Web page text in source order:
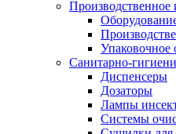
Производственное
Упаковочное
Санитарно-
Диспенсеры
Дозаторы
Лампы
Системы